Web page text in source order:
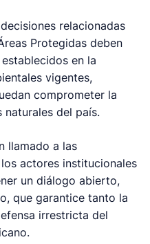
relacionadas
Protegidas deben
en la
vigentes,
comprometer la
del país.
llamado a las
actores institucionales
un diálogo abierto,
que garantice tanto la
irrestricta del